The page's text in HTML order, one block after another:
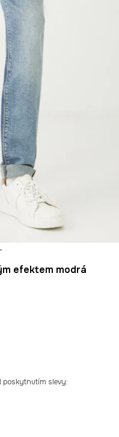
efektem modrá
poskytnutím slevy: